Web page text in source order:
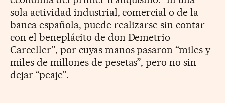
sola actividad industrial, comercial o de la
banca española, puede realizarse sin contar
con el beneplácito de don Demetrio
Carceller”, por cuyas manos pasaron “miles y
miles de millones de pesetas”, pero no sin
dejar “peaje”.